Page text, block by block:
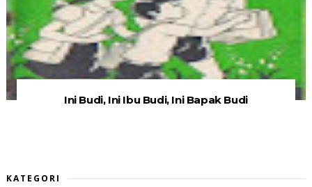
Ini Budi, Ini Ibu Budi, Ini Bapak Budi
KATEGORI